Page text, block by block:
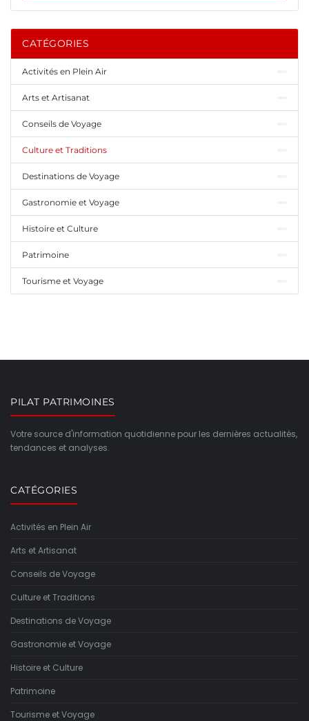
CATÉGORIES
Activités en Plein Air
Arts et Artisanat
Conseils de Voyage
Culture et Traditions
Destinations de Voyage
Gastronomie et Voyage
Histoire et Culture
Patrimoine
Tourisme et Voyage
PILAT PATRIMOINES
Votre source d'information quotidienne pour les dernières actualités,
tendances et analyses.
CATÉGORIES
Activités en Plein Air
Arts et Artisanat
Conseils de Voyage
Culture et Traditions
Destinations de Voyage
Gastronomie et Voyage
Histoire et Culture
Patrimoine
Tourisme et Voyage